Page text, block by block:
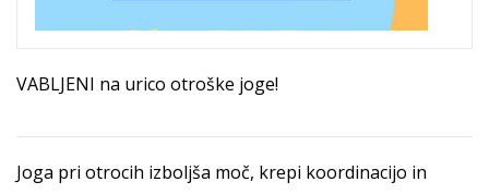
VABLJENI na urico otroške joge!
Joga pri otrocih izboljša moč, krepi koordinacijo in